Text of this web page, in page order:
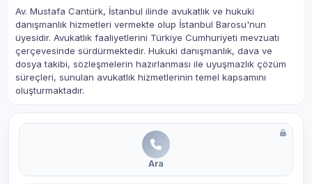
Av. Mustafa Cantürk, İstanbul ilinde avukatlık ve hukuki
danışmanlık hizmetleri vermekte olup İstanbul Barosu'nun
üyesidir. Avukatlık faaliyetlerini Türkiye Cumhuriyeti mevzuatı
çerçevesinde sürdürmektedir. Hukuki danışmanlık, dava ve
dosya takibi, sözleşmelerin hazırlanması ile uyuşmazlık çözüm
süreçleri, sunulan avukatlık hizmetlerinin temel kapsamını
oluşturmaktadır.
Ara